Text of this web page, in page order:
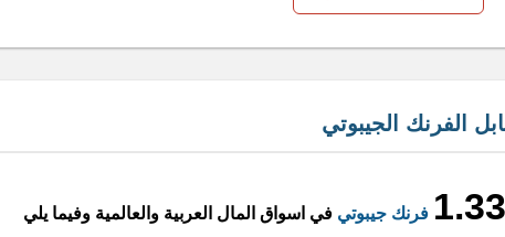
الفرنك الجيبوتي
فرنك جيبوتي في اسواق المال العربية والعالمية وفيما يلي